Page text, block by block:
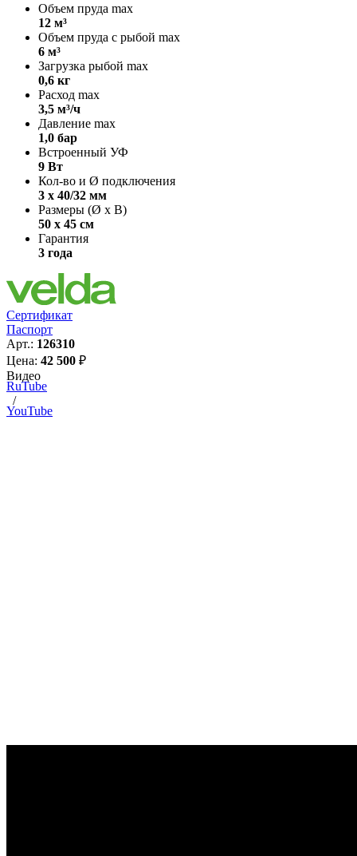
Объем пруда max
12 м³
Объем пруда с рыбой max
6 м³
Загрузка рыбой max
0,6 кг
Расход max
3,5 м³/ч
Давление max
1,0 бар
Встроенный УФ
9 Вт
Кол-во и Ø подключения
3 х 40/32 мм
Размеры (Ø х В)
50 х 45 см
Гарантия
3 года
Сертификат
Паспорт
Арт.: 126310
Цена: 42 500 ₽
Видео
RuTube
/
YouTube